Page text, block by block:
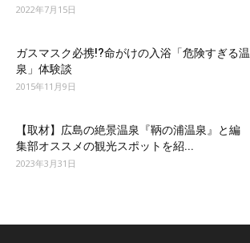
2022年7月15日
ガスマスク必携!?命がけの入浴「危険すぎる温
泉」体験談
2015年11月9日
【取材】広島の絶景温泉『鞆の浦温泉』と編
集部オススメの観光スポットを紹...
2023年3月31日